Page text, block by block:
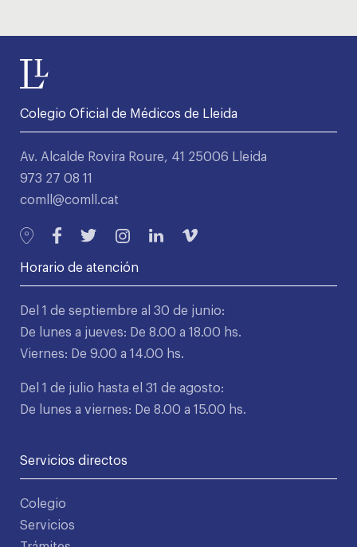
Colegio Oficial de Médicos de Lleida
Av. Alcalde Rovira Roure, 41 25006 Lleida
973 27 08 11
comll@comll.cat
Horario de atención
Del 1 de septiembre al 30 de junio:
De lunes a jueves: De 8.00 a 18.00 hs.
Viernes: De 9.00 a 14.00 hs.
Del 1 de julio hasta el 31 de agosto:
De lunes a viernes: De 8.00 a 15.00 hs.
Servicios directos
Colegio
Servicios